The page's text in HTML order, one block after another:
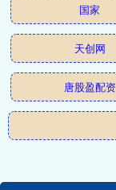
国家
天创网
唐股盈配资